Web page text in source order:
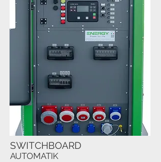
SWITCHBOARD
AUTOMATIK